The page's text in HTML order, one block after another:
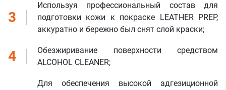
3
Используя профессиональный состав для
подготовки кожи к покраске LEATHER PREP,
аккуратно и бережно был снят слой краски;
4
Обезжиривание поверхности средством
ALCOHOL CLEANER;
Для обеспечения высокой адгезиционной